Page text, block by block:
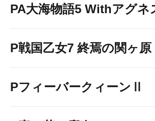
PA大海物語5 Withアグネ
P戦国乙女7 終焉の関ヶ原
PフィーバークィーンⅡ